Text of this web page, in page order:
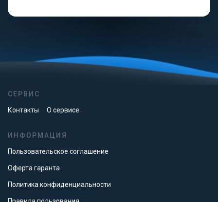
СЕРВИС
Контакты О сервисе
ИНФОРМАЦИЯ
Пользовательское соглашение
Оферта гаранта
Политика конфиденциальности